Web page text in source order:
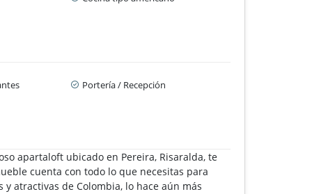
Portería / Recepción
apartaloft ubicado en Pereira, Risaralda, te
cuenta con todo lo que necesitas para
atractivas de Colombia, lo hace aún más